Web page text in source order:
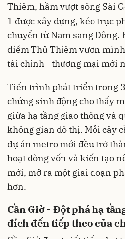
Thiêm, hầm vượt sông Sài
1 được xây dựng, kéo trục
chuyển từ Nam sang Đông.
điểm Thủ Thiêm vươn
tài chính - thương mại mới
Tiến trình phát triển trong
chứng sinh động cho thấy
giữa hạ tầng giao thông và
không gian đô thị. Mỗi cây
dự án metro mới đều trở
hoạt dòng vốn và kiến tạo
mới, mở ra một giai đoạn
hơn.
Cần Giờ - Đột phá hạ
đích đến tiếp theo của